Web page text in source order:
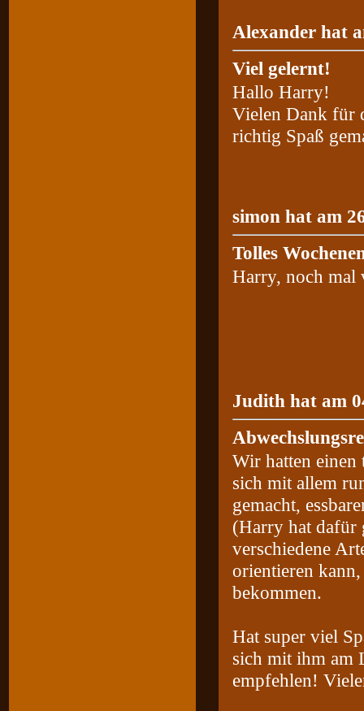
Alexander hat
Viel gelernt!
Hallo Harry!
Vielen Dank für
richtig Spaß
simon hat am
Tolles
Harry, noch mal
Judith hat am
Wir hatten
sich mit allem
gemacht,
(Harry hat dafür
verschiedene
orientieren
bekommen.
Hat super viel
sich mit ihm am
empfehlen!